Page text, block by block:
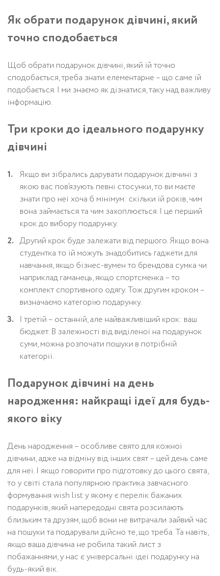
Як обрати подарунок дівчині, який
точно сподобається
Щоб обрати подарунок дівчині, який їй точно
сподобається, треба знати елементарне – що саме їй
подобається. І ми знаємо як дізнатися, таку над важливу
інформацію.
Три кроки до ідеального подарунку
дівчині
Якщо ви зібрались дарувати подарунок дівчині з
якою вас пов’язують певні стосунки, то ви маєте
знати про неї хоча б мінімум: скільки їй років, чим
вона займається та чим захоплюється. І це перший
крок до вибору подарунку.
Другий крок буде залежати від першого. Якщо вона
студентка то їй можуть знадобитись гаджети для
навчання, якщо бізнес-вумен то брендова сумка чи
наприклад гаманець, якщо спортсменка – то
комплект спортивного одягу. Тож другим кроком –
визначаємо категорію подарунку.
І третій – останній, але найважливіший крок: ваш
бюджет. В залежності від виділеної на подарунок
суми, можна розпочати пошуки в потрібній
категорії.
Подарунок дівчині на день
народження: найкращі ідеї для будь-
якого віку
День народження – особливе свято для кожної
дівчини, адже на відміну від інших свят – цей день саме
для неї. І якщо говорити про підготовку до цього свята,
то у світі стала популярною практика завчасного
формування wish list у якому є перелік бажаних
подарунків, який напередодні свята розсилають
близьким та друзям, щоб вони не витрачали зайвий час
на пошуки та подарували дійсно те, що треба. Та навіть,
якщо ваша дівчина не робила такий лист з
побажаннями, у нас є універсальні ідеї подарунку на
будь-який вік.